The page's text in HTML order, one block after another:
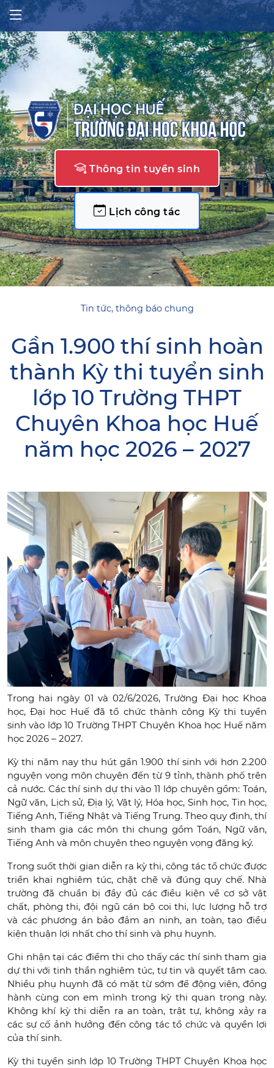
Thông tin tuyển sinh
Lịch công tác
Tin tức, thông báo chung
Gần 1.900 thí sinh hoàn
thành Kỳ thi tuyển sinh
lớp 10 Trường THPT
Chuyên Khoa học Huế
năm học 2026 – 2027
Trong hai ngày 01 và 02/6/2026, Trường Đại học Khoa
học, Đại học Huế đã tổ chức thành công Kỳ thi tuyển
sinh vào lớp 10 Trường THPT Chuyên Khoa học Huế năm
học 2026 – 2027.
Kỳ thi năm nay thu hút gần 1.900 thí sinh với hơn 2.200
nguyện vọng môn chuyên đến từ 9 tỉnh, thành phố trên
cả nước. Các thí sinh dự thi vào 11 lớp chuyên gồm: Toán,
Ngữ văn, Lịch sử, Địa lý, Vật lý, Hóa học, Sinh học, Tin học,
Tiếng Anh, Tiếng Nhật và Tiếng Trung. Theo quy định, thí
sinh tham gia các môn thi chung gồm Toán, Ngữ văn,
Tiếng Anh và môn chuyên theo nguyện vọng đăng ký.
Trong suốt thời gian diễn ra kỳ thi, công tác tổ chức được
triển khai nghiêm túc, chặt chẽ và đúng quy chế. Nhà
trường đã chuẩn bị đầy đủ các điều kiện về cơ sở vật
chất, phòng thi, đội ngũ cán bộ coi thi, lực lượng hỗ trợ
và các phương án bảo đảm an ninh, an toàn, tạo điều
kiện thuận lợi nhất cho thí sinh và phụ huynh.
Ghi nhận tại các điểm thi cho thấy các thí sinh tham gia
dự thi với tinh thần nghiêm túc, tự tin và quyết tâm cao.
Nhiều phụ huynh đã có mặt từ sớm để động viên, đồng
hành cùng con em mình trong kỳ thi quan trọng này.
Không khí kỳ thi diễn ra an toàn, trật tự, không xảy ra
các sự cố ảnh hưởng đến công tác tổ chức và quyền lợi
của thí sinh.
Kỳ thi tuyển sinh lớp 10 Trường THPT Chuyên Khoa học